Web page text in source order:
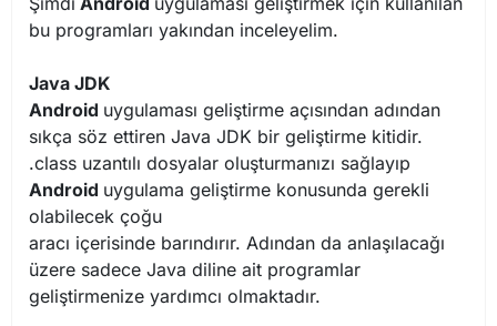
bu programları yakından inceleyelim.
Java JDK
Android uygulaması geliştirme açısından adından
sıkça söz ettiren Java JDK bir geliştirme kitidir.
.class uzantılı dosyalar oluşturmanızı sağlayıp
Android uygulama geliştirme konusunda gerekli
olabilecek çoğu
aracı içerisinde barındırır. Adından da anlaşılacağı
üzere sadece Java diline ait programlar
geliştirmenize yardımcı olmaktadır.